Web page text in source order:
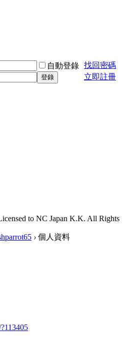
自動登錄 找回密碼
登錄 立即註冊
to NC Japan K.K. All Rights
› 個人資料